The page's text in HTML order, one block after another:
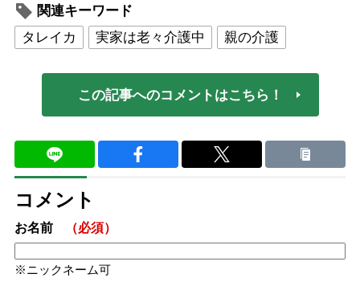
関連キーワード
タレイカ
実家は老々介護中 親の介護
この記事へのコメントはこちら！
コメント
お名前 （必須）
ニックネーム可